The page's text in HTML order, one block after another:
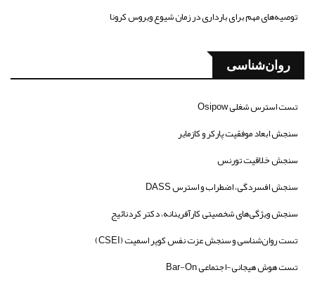
توصیه‌های مهم برای بارداری در زمان شیوع ویروس کرونا
روان‌شناسی
تست استرس شغلی Osipow
سنجش ابعاد موفقیت پارکر و کازمایر
سنجش خلاقیت تورنس
سنجش افسردگی، اضطراب و استرس DASS
سنجش ویژگی‌های شخصیتی کارآفرینانه، دکتر کردنائیج
تست روان‌شناسی و سنجش عزت نفس کوپر اسمیت (CSEI)
تست هوش هیجانی-اجتماعی Bar-On